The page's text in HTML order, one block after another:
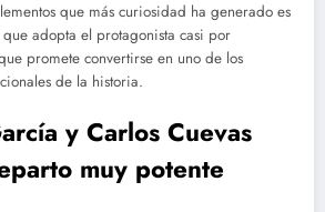
que más curiosidad ha generado es
adopta el protagonista casi por
promete convertirse en uno de los
de la historia.
y Carlos Cuevas
muy potente